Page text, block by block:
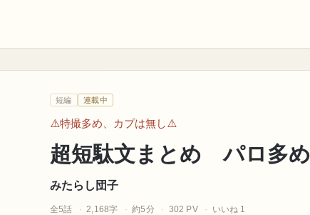
短編 連載中
⚠️特撮多め、カプは無し⚠️
超短駄文まとめ パロ多め
みたらし団子
全5話 2,168字 約5分 302 PV いいね 1